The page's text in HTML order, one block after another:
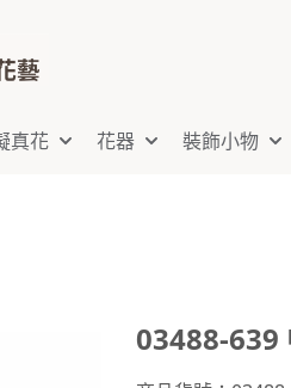
真花 花器 裝飾小物
03488-639